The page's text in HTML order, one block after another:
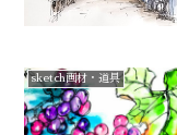
sketch画材・道具